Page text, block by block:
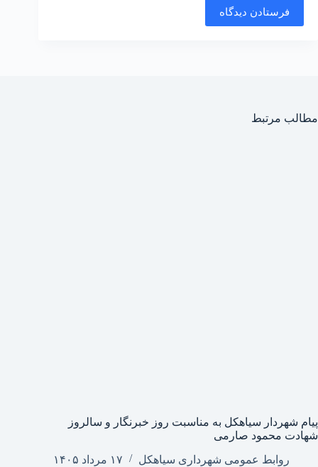
فرستادن دیدگاه
مطالب مرتبط
پیام شهردار سیاهکل به مناسبت روز خبرنگار و سالروز
شهادت محمود صارمی
روابط عمومی شهرداری سیاهکل
۱۷ مرداد ۱۴۰۵